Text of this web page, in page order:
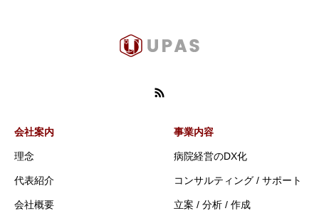
会社案内
理念
代表紹介
会社概要
事業内容
病院経営のDX化
コンサルティング / サポート
立案 / 分析 / 作成